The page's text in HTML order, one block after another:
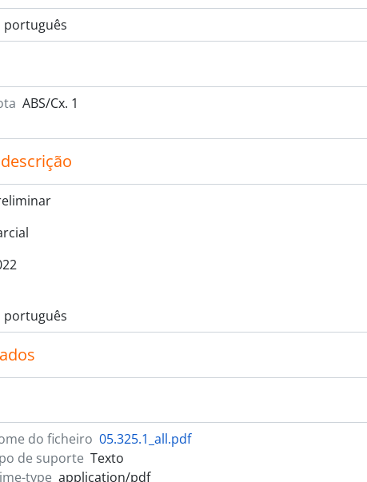
português
ABS/Cx. 1
português
do ficheiro 05.325.1_all.pdf
de suporte Texto
type application/pdf